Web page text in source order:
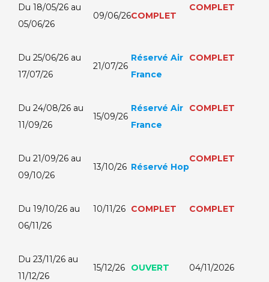
Du 18/05/26 au
05/06/26
09/06/26COMPLET
COMPLET
Du 25/06/26 au
17/07/26
21/07/26
Réservé Air
France
COMPLET
Du 24/08/26 au
11/09/26
15/09/26
Réservé Air
France
COMPLET
Du 21/09/26 au
09/10/26
13/10/26 Réservé Hop
COMPLET
Du 19/10/26 au
06/11/26
10/11/26 COMPLET COMPLET
Du 23/11/26 au
11/12/26
15/12/26 OUVERT 04/11/2026